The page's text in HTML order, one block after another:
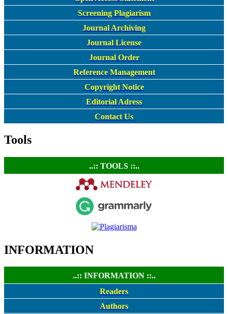
Screening Plagiarism
Journal Archiving
Journal License
Journal Order
Reference Management
Copyright Notice
Editorial Adress
Contact Us
Tools
..:: TOOLS ::..
INFORMATION
..:: INFORMATION ::..
Readers
Authors